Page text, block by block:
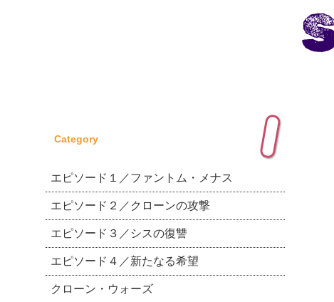
Category
エピソード１／ファントム・メナス
エピソード２／クローンの攻撃
エピソード３／シスの復讐
エピソード４／新たなる希望
クローン・ウォーズ